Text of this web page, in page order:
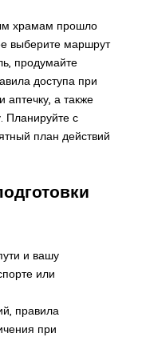
храмам прошло
выберите маршрут
продумайте
доступа при
аптечку, а также
Планируйте с
план действий
и вашу
или
правила
при